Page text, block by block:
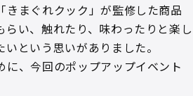
きまぐれクック」が監修した商品
らい、触れたり、味わったりと楽し
という思いがありました。
に、今回のポップアップイベント